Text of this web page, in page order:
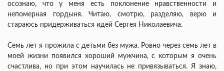
осознаю, что у меня есть поклонение нравственности и
непомерная гордыня. Читаю, смотрю, разделяю, верю и
стараюсь придерживаться идей Сергея Николаевича.
Семь лет я прожила с детьми без мужа. Ровно через семь лет в
моей жизни появился хороший мужчина, с которым я очень
счастлива, но при этом научилась не привязываться. Я знаю,